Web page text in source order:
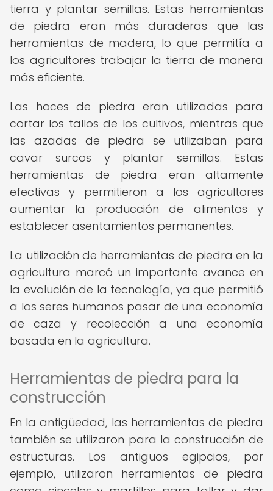
tierra y plantar semillas. Estas herramientas
de piedra eran más duraderas que las
herramientas de madera, lo que permitía a
los agricultores trabajar la tierra de manera
más eficiente.
Las hoces de piedra eran utilizadas para
cortar los tallos de los cultivos, mientras que
las azadas de piedra se utilizaban para
cavar surcos y plantar semillas. Estas
herramientas de piedra eran altamente
efectivas y permitieron a los agricultores
aumentar la producción de alimentos y
establecer asentamientos permanentes.
La utilización de herramientas de piedra en la
agricultura marcó un importante avance en
la evolución de la tecnología, ya que permitió
a los seres humanos pasar de una economía
de caza y recolección a una economía
basada en la agricultura.
Herramientas de piedra para la
construcción
En la antigüedad, las herramientas de piedra
también se utilizaron para la construcción de
estructuras. Los antiguos egipcios, por
ejemplo, utilizaron herramientas de piedra